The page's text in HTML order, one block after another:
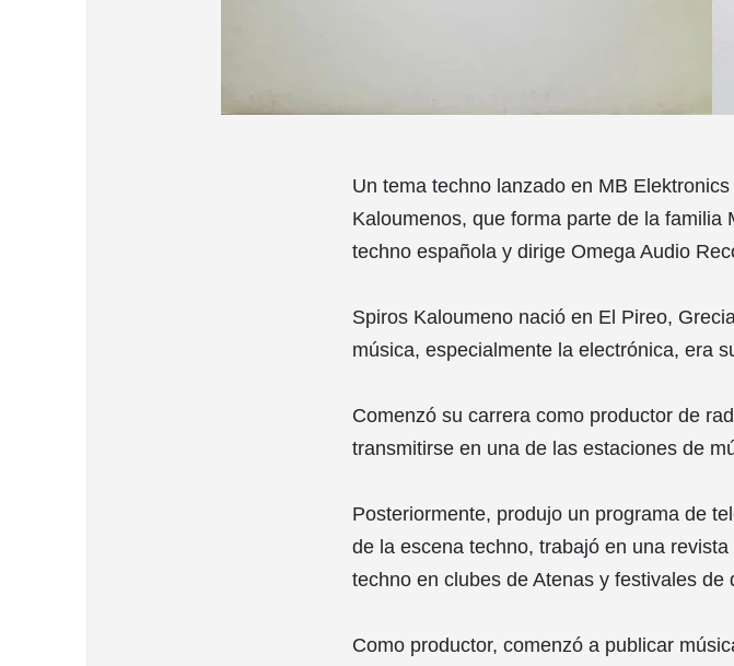
Un tema techno lanzado en MB
Kaloumenos, que forma parte de la familia
techno española y dirige Omega Audio
Spiros Kaloumeno nació en El Pireo,
música, especialmente la electrónica, era
Comenzó su carrera como productor de
transmitirse en una de las estaciones de
Posteriormente, produjo un programa de
de la escena techno, trabajó en una
techno en clubes de Atenas y festivales de
Como productor, comenzó a publicar